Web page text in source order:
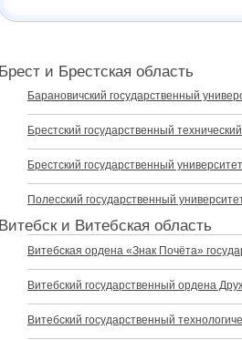
Брест и Брестская область
Барановичский государственный
Брестский государственный
Брестский государственный
Полесский государственный
Витебск и Витебская область
Витебская ордена «Знак Почёта»
Витебский государственный ордена
Витебский государственный